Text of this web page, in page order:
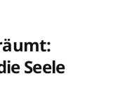
Seele